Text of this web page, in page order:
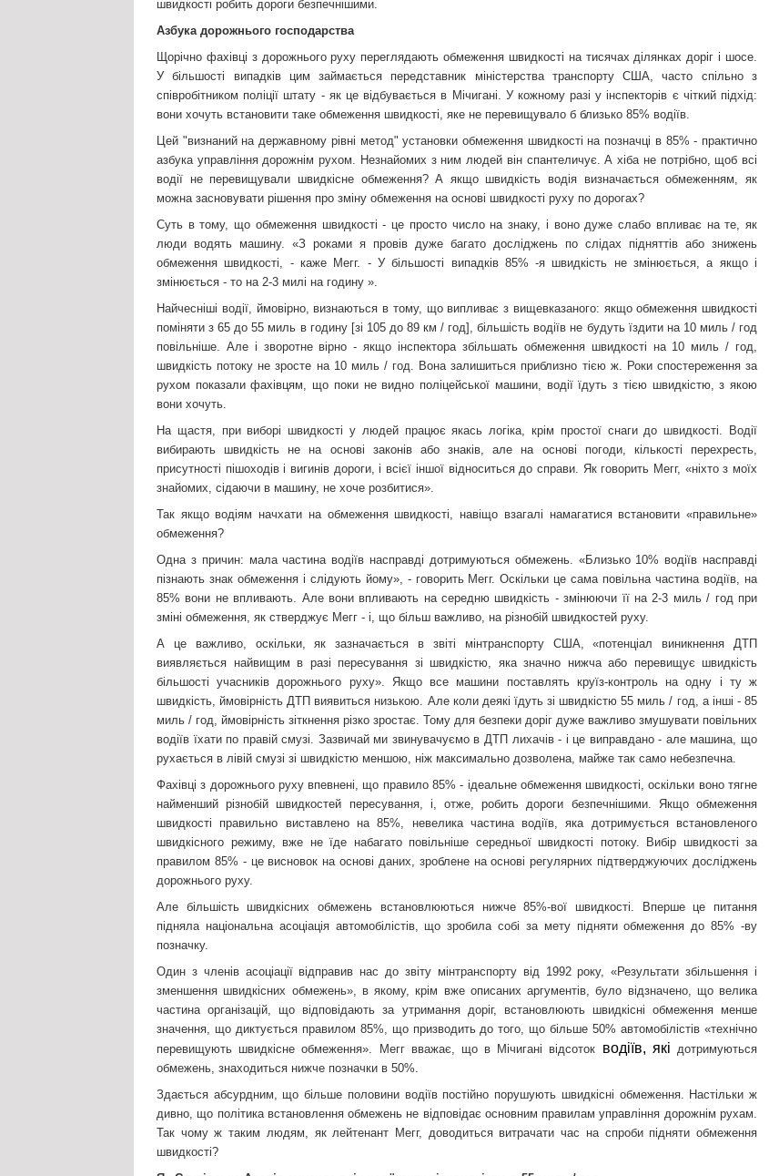
швидкості робить дороги безпечнішими.
Азбука дорожнього господарства
Щорічно фахівці з дорожнього руху переглядають обмеження швидкості на тисячах ділянках доріг і шосе.
У більшості випадків цим займається передставник міністерства транспорту США, часто спільно з
співробітником поліції штату - як це відбувається в Мічигані. У кожному разі у інспекторів є чіткий підхід:
вони хочуть встановити таке обмеження швидкості, яке не перевищувало б близько 85% водіїв.
Цей "визнаний на державному рівні метод" установки обмеження швидкості на позначці в 85% - практично
азбука управління дорожнім рухом. Незнайомих з ним людей він спантеличує. А хіба не потрібно, щоб всі
водії не перевищували швидкісне обмеження? А якщо швидкість водія визначається обмеженням, як
можна засновувати рішення про зміну обмеження на основі швидкості руху по дорогах?
Суть в тому, що обмеження швидкості - це просто число на знаку, і воно дуже слабо впливає на те, як
люди водять машину. «З роками я провів дуже багато досліджень по слідах підняттів або знижень
обмеження швидкості, - каже Мегг. - У більшості випадків 85% -я швидкість не змінюється, а якщо і
змінюється - то на 2-3 милі на годину ».
Найчесніші водії, ймовірно, визнаються в тому, що випливає з вищевказаного: якщо обмеження швидкості
поміняти з 65 до 55 миль в годину [зі 105 до 89 км / год], більшість водіїв не будуть їздити на 10 миль / год
повільніше. Але і зворотне вірно - якщо інспектора збільшать обмеження швидкості на 10 миль / год,
швидкість потоку не зросте на 10 миль / год. Вона залишиться приблизно тією ж. Роки спостереження за
рухом показали фахівцям, що поки не видно поліцейської машини, водії їдуть з тією швидкістю, з якою
вони хочуть.
На щастя, при виборі швидкості у людей працює якась логіка, крім простої снаги до швидкості. Водії
вибирають швидкість не на основі законів або знаків, але на основі погоди, кількості перехресть,
присутності пішоходів і вигинів дороги, і всієї іншої відноситься до справи. Як говорить Мегг, «ніхто з моїх
знайомих, сідаючи в машину, не хоче розбитися».
Так якщо водіям начхати на обмеження швидкості, навіщо взагалі намагатися встановити «правильне»
обмеження?
Одна з причин: мала частина водіїв насправді дотримуються обмежень. «Близько 10% водіїв насправді
пізнають знак обмеження і слідують йому», - говорить Мегг. Оскільки це сама повільна частина водіїв, на
85% вони не впливають. Але вони впливають на середню швидкість - змінюючи її на 2-3 миль / год при
зміні обмеження, як стверджує Мегг - і, що більш важливо, на різнобій швидкостей руху.
А це важливо, оскільки, як зазначається в звіті мінтранспорту США, «потенціал виникнення ДТП
виявляється найвищим в разі пересування зі швидкістю, яка значно нижча або перевищує швидкість
більшості учасників дорожнього руху». Якщо все машини поставлять круїз-контроль на одну і ту ж
швидкість, ймовірність ДТП виявиться низькою. Але коли деякі їдуть зі швидкістю 55 миль / год, а інші - 85
миль / год, ймовірність зіткнення різко зростає. Тому для безпеки доріг дуже важливо змушувати повільних
водіїв їхати по правій смузі. Зазвичай ми звинувачуємо в ДТП лихачів - і це виправдано - але машина, що
рухається в лівій смузі зі швидкістю меншою, ніж максимально дозволена, майже так само небезпечна.
Фахівці з дорожнього руху впевнені, що правило 85% - ідеальне обмеження швидкості, оскільки воно тягне
найменший різнобій швидкостей пересування, і, отже, робить дороги безпечнішими. Якщо обмеження
швидкості правильно виставлено на 85%, невелика частина водіїв, яка дотримується встановленого
швидкісного режиму, вже не їде набагато повільніше середньої швидкості потоку. Вибір швидкості за
правилом 85% - це висновок на основі даних, зроблене на основі регулярних підтверджуючих досліджень
дорожнього руху.
Але більшість швидкісних обмежень встановлюються нижче 85%-вої швидкості. Вперше це питання
підняла національна асоціація автомобілістів, що зробила собі за мету підняти обмеження до 85% -ву
позначку.
Один з членів асоціації відправив нас до звіту мінтранспорту від 1992 року, «Результати збільшення і
зменшення швидкісних обмежень», в якому, крім вже описаних аргументів, було відзначено, що велика
частина організацій, що відповідають за утримання доріг, встановлюють швидкісні обмеження менше
значення, що диктується правилом 85%, що призводить до того, що більше 50% автомобілістів «технічно
перевищують швидкісне обмеження». Мегг вважає, що в Мічигані відсоток водіїв, які дотримуються
обмежень, знаходиться нижче позначки в 50%.
Здається абсурдним, що більше половини водіїв постійно порушують швидкісні обмеження. Настільки ж
дивно, що політика встановлення обмежень не відповідає основним правилам управління дорожнім рухам.
Так чому ж таким людям, як лейтенант Мегг, доводиться витрачати час на спроби підняти обмеження
швидкості?